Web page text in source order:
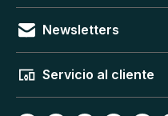
Newsletters
Servicio al cliente